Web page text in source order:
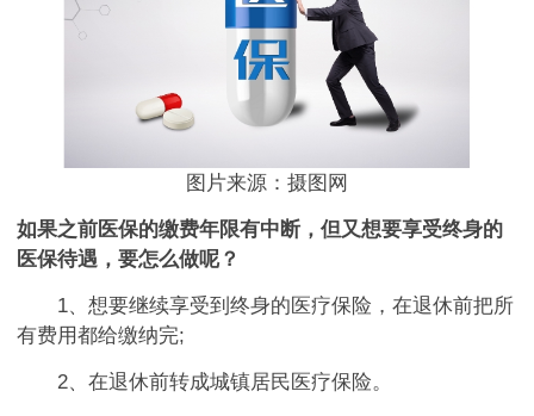
图片来源：摄图网
如果之前医保的缴费年限有中断，但又想要享受终身的
医保待遇，要怎么做呢？
1、想要继续享受到终身的医疗保险，在退休前把所
有费用都给缴纳完;
2、在退休前转成城镇居民医疗保险。